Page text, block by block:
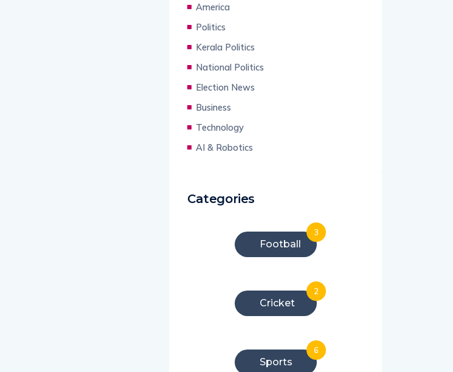
America
Politics
Kerala Politics
National Politics
Election News
Business
Technology
AI & Robotics
Categories
Football
3
Cricket
2
Sports
6